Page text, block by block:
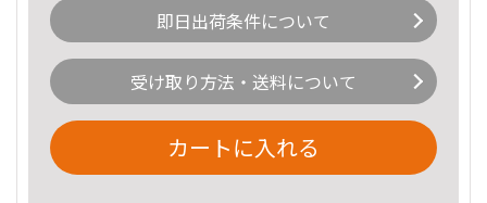
即日出荷条件について
受け取り方法・送料について
カートに入れる